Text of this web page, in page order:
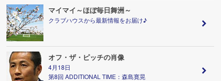
マイマイ～ほぼ毎日舞洲～
クラブハウスから最新情報をお届け♪
オフ・ザ・ピッチの肖像
4月18日
第8回 ADDITIONAL TIME：森島寛晃